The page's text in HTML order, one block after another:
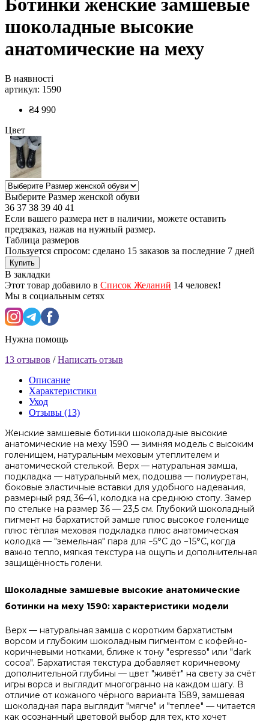
Ботинки женские замшевые
шоколадные высокие
анатомические на меху
В наявності
артикул: 1590
₴4 990
Цвет
Выберите Размер женской обуви
36 37 38 39 40 41
Если вашего размера нет в наличии, можете оставить
предзаказ, нажав на нужный размер.
Таблица размеров
Пользуется спросом: сделано 15 заказов за последние 7 дней
Купить
В закладки
Этот товар добавило в Список Желаний 14 человек!
Мы в социальным сетях
Нужна помощь
13 отзывов /Написать отзыв
Описание
Характеристики
Уход
Отзывы (13)
Женские замшевые ботинки шоколадные высокие
анатомические на меху 1590 — зимняя модель с высоким
голенищем, натуральным меховым утеплителем и
анатомической стелькой. Верх — натуральная замша,
подкладка — натуральный мех, подошва — полиуретан,
боковые эластичные вставки для удобного надевания,
размерный ряд 36–41, колодка на среднюю стопу. Замер
по стельке на размер 36 — 23,5 см. Глубокий шоколадный
пигмент на бархатистой замше плюс высокое голенище
плюс тёплая меховая подкладка плюс анатомическая
колодка — "земельная" пара для −5°C до −15°C, когда
важно тепло, мягкая текстура на ощупь и дополнительная
защищённость голени.
Шоколадные замшевые высокие анатомические
ботинки на меху 1590: характеристики модели
Верх — натуральная замша с коротким бархатистым
ворсом и глубоким шоколадным пигментом с кофейно-
коричневыми нотками, ближе к тону "espresso" или "dark
cocoa". Бархатистая текстура добавляет коричневому
дополнительной глубины — цвет "живёт" на свету за счёт
игры ворса и выглядит многогранно на каждом шагу. В
отличие от кожаного чёрного варианта 1589, замшевая
шоколадная пара выглядит "мягче" и "теплее" — читается
как осознанный цветовой выбор для тех, кто хочет